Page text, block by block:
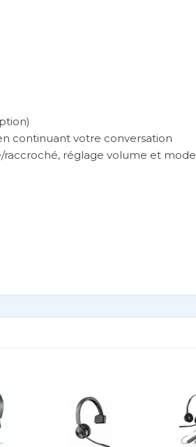
continuant votre conversation
réglage volume et
sur une même